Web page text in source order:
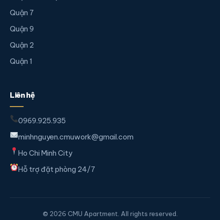
Quận 7
Quận 9
Quận 2
Quận 1
Liên hệ
0969.925.935
minhnguyen.cmuwork@gmail.com
Ho Chi Minh City
Hỗ trợ đặt phòng 24/7
© 2026 CMU Apartment. All rights reserved.